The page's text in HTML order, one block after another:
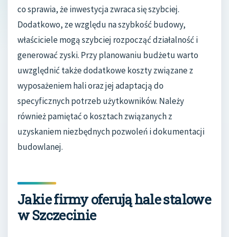
co sprawia, że inwestycja zwraca się szybciej.
Dodatkowo, ze względu na szybkość budowy,
właściciele mogą szybciej rozpocząć działalność i
generować zyski. Przy planowaniu budżetu warto
uwzględnić także dodatkowe koszty związane z
wyposażeniem hali oraz jej adaptacją do
specyficznych potrzeb użytkowników. Należy
również pamiętać o kosztach związanych z
uzyskaniem niezbędnych pozwoleń i dokumentacji
budowlanej.
Jakie firmy oferują hale stalowe
w Szczecinie